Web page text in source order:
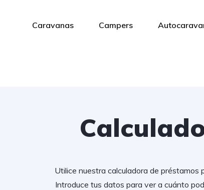
Caravanas Campers
Utilice nuestra calculadora de préstamos
Introduce tus datos para ver a cuánto